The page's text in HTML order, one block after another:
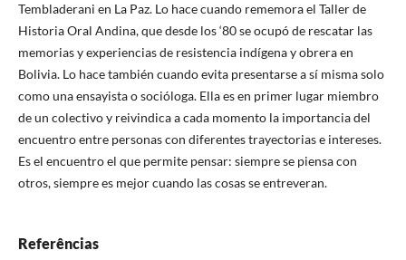
Tembladerani en La Paz. Lo hace cuando rememora el Taller de
Historia Oral Andina, que desde los ‘80 se ocupó de rescatar las
memorias y experiencias de resistencia indígena y obrera en
Bolivia. Lo hace también cuando evita presentarse a sí misma solo
como una ensayista o socióloga. Ella es en primer lugar miembro
de un colectivo y reivindica a cada momento la importancia del
encuentro entre personas con diferentes trayectorias e intereses.
Es el encuentro el que permite pensar: siempre se piensa con
otros, siempre es mejor cuando las cosas se entreveran.
Referências